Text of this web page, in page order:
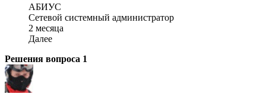
АБИУС
Сетевой системный администратор
2 месяца
Далее
Решения вопроса 1